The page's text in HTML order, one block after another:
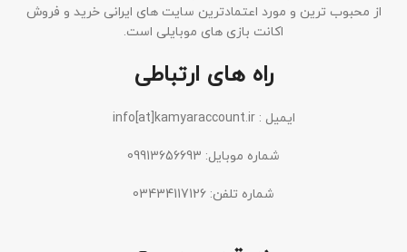
از محبوب ترین و مورد اعتمادترین سایت های ایرانی خرید و فروش
اکانت بازی های موبایلی است.
راه های ارتباطی
ایمیل : info[at]kamyaraccount.ir
شماره موبایل: 09913656693
شماره تلفن: 03434117126